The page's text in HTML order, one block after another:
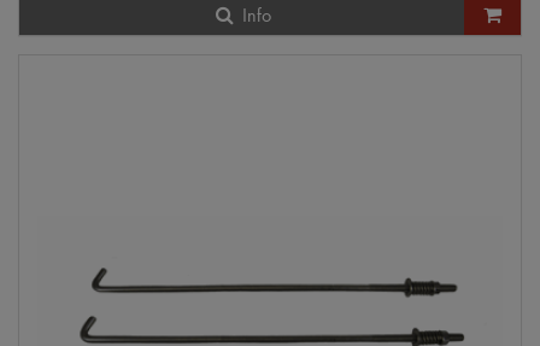
Info